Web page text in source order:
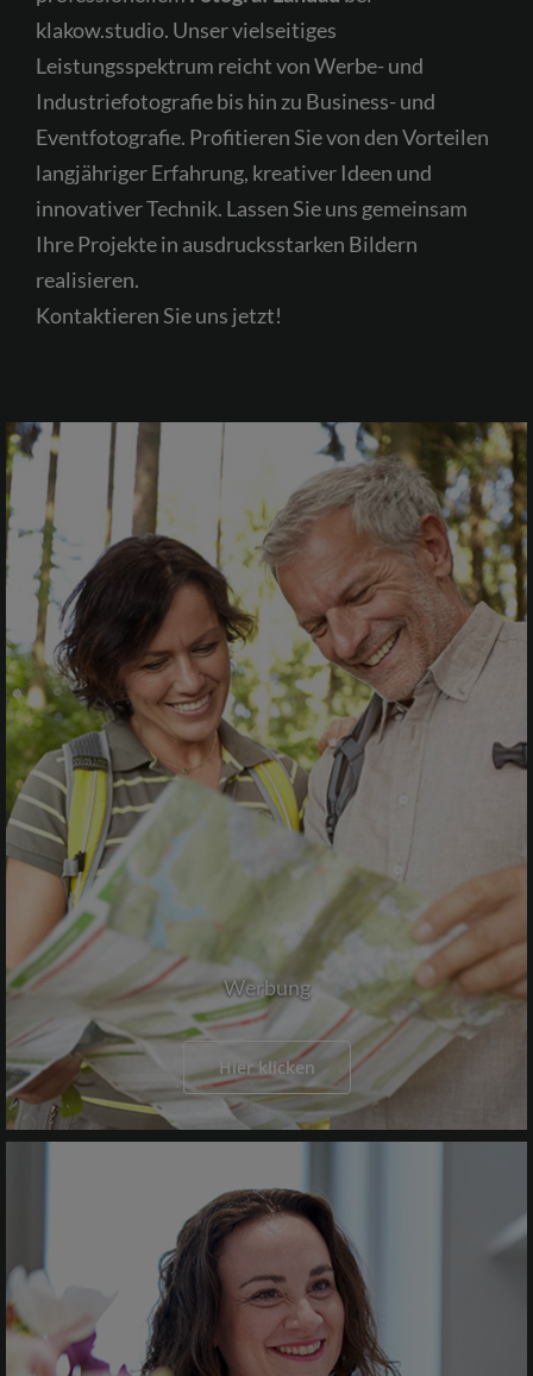
klakow.studio. Unser vielseitiges
Leistungsspektrum reicht von Werbe- und
Industriefotografie bis hin zu Business- und
Eventfotografie. Profitieren Sie von den Vorteilen
langjähriger Erfahrung, kreativer Ideen und
innovativer Technik. Lassen Sie uns gemeinsam
Ihre Projekte in ausdrucksstarken Bildern
realisieren.
Kontaktieren Sie uns jetzt!
Werbung
Hier klicken